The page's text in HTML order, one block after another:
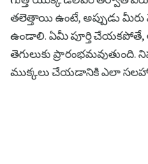
తలెత్తాయి ఉంటే, అప్పుడు మీరు
ఉండాలి. ఏమీ పూర్తి చేయకపోతే,
తెగులుకు ప్రారంభమవుతుంది.
ముక్కలు చేయడానికి ఎలా